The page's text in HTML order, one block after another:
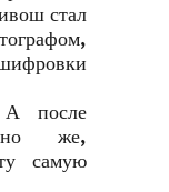
стал
после
же,
самую